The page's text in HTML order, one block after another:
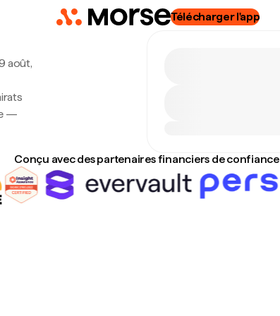
Télécharger l'app
août,
—
Conçu avec des partenaires financiers de confiance